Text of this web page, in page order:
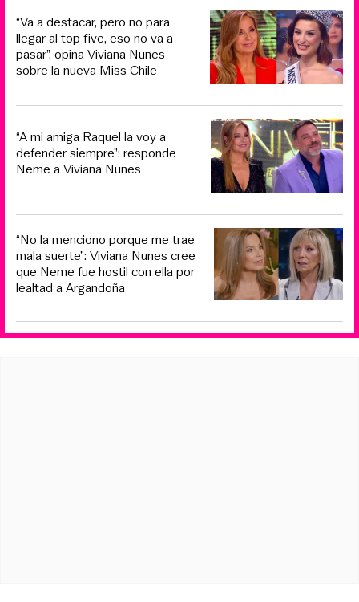
“Va a destacar, pero no para
llegar al top five, eso no va a
pasar”, opina Viviana Nunes
sobre la nueva Miss Chile
“A mi amiga Raquel la voy a
defender siempre”: responde
Neme a Viviana Nunes
“No la menciono porque me trae
mala suerte”: Viviana Nunes cree
que Neme fue hostil con ella por
lealtad a Argandoña